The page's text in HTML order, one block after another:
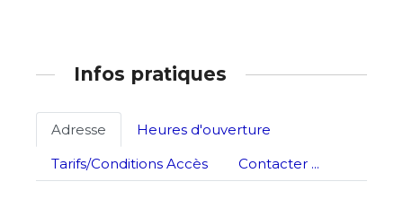
Statut / Organisation
Nom
Prénom
Infos pratiques
Adresse
Heures d'ouverture
Tarifs/Conditions Accès
Contacter ...